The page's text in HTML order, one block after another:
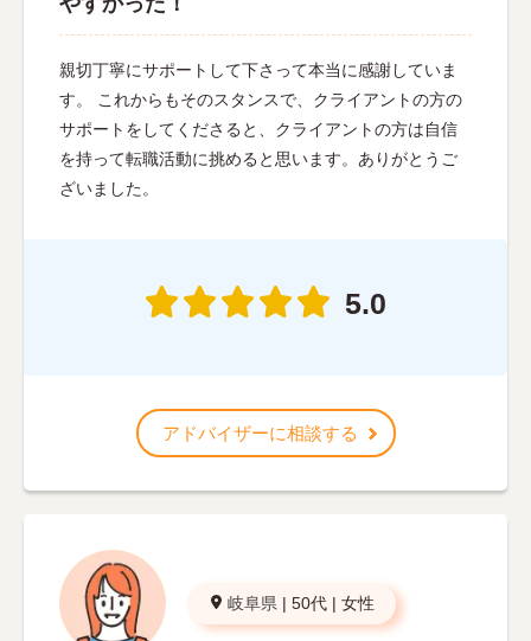
親切丁寧にサポートして下さって本当に感謝していま
す。 これからもそのスタンスで、クライアントの方の
サポートをしてくださると、クライアントの方は自信
を持って転職活動に挑めると思います。ありがとうご
ざいました。
5.0
アドバイザーに相談する
岐阜県 | 50代 | 女性